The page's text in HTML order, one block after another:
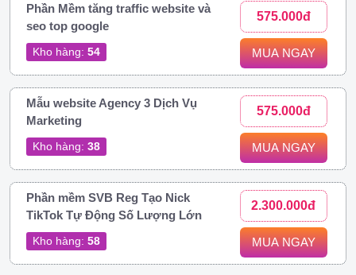
Phần Mềm tăng traffic website và
seo top google
Kho hàng: 54
575.000đ
MUA NGAY
Mẫu website Agency 3 Dịch Vụ
Marketing
Kho hàng: 38
575.000đ
MUA NGAY
Phần mềm SVB Reg Tạo Nick
TikTok Tự Động Số Lượng Lớn
Kho hàng: 58
2.300.000đ
MUA NGAY